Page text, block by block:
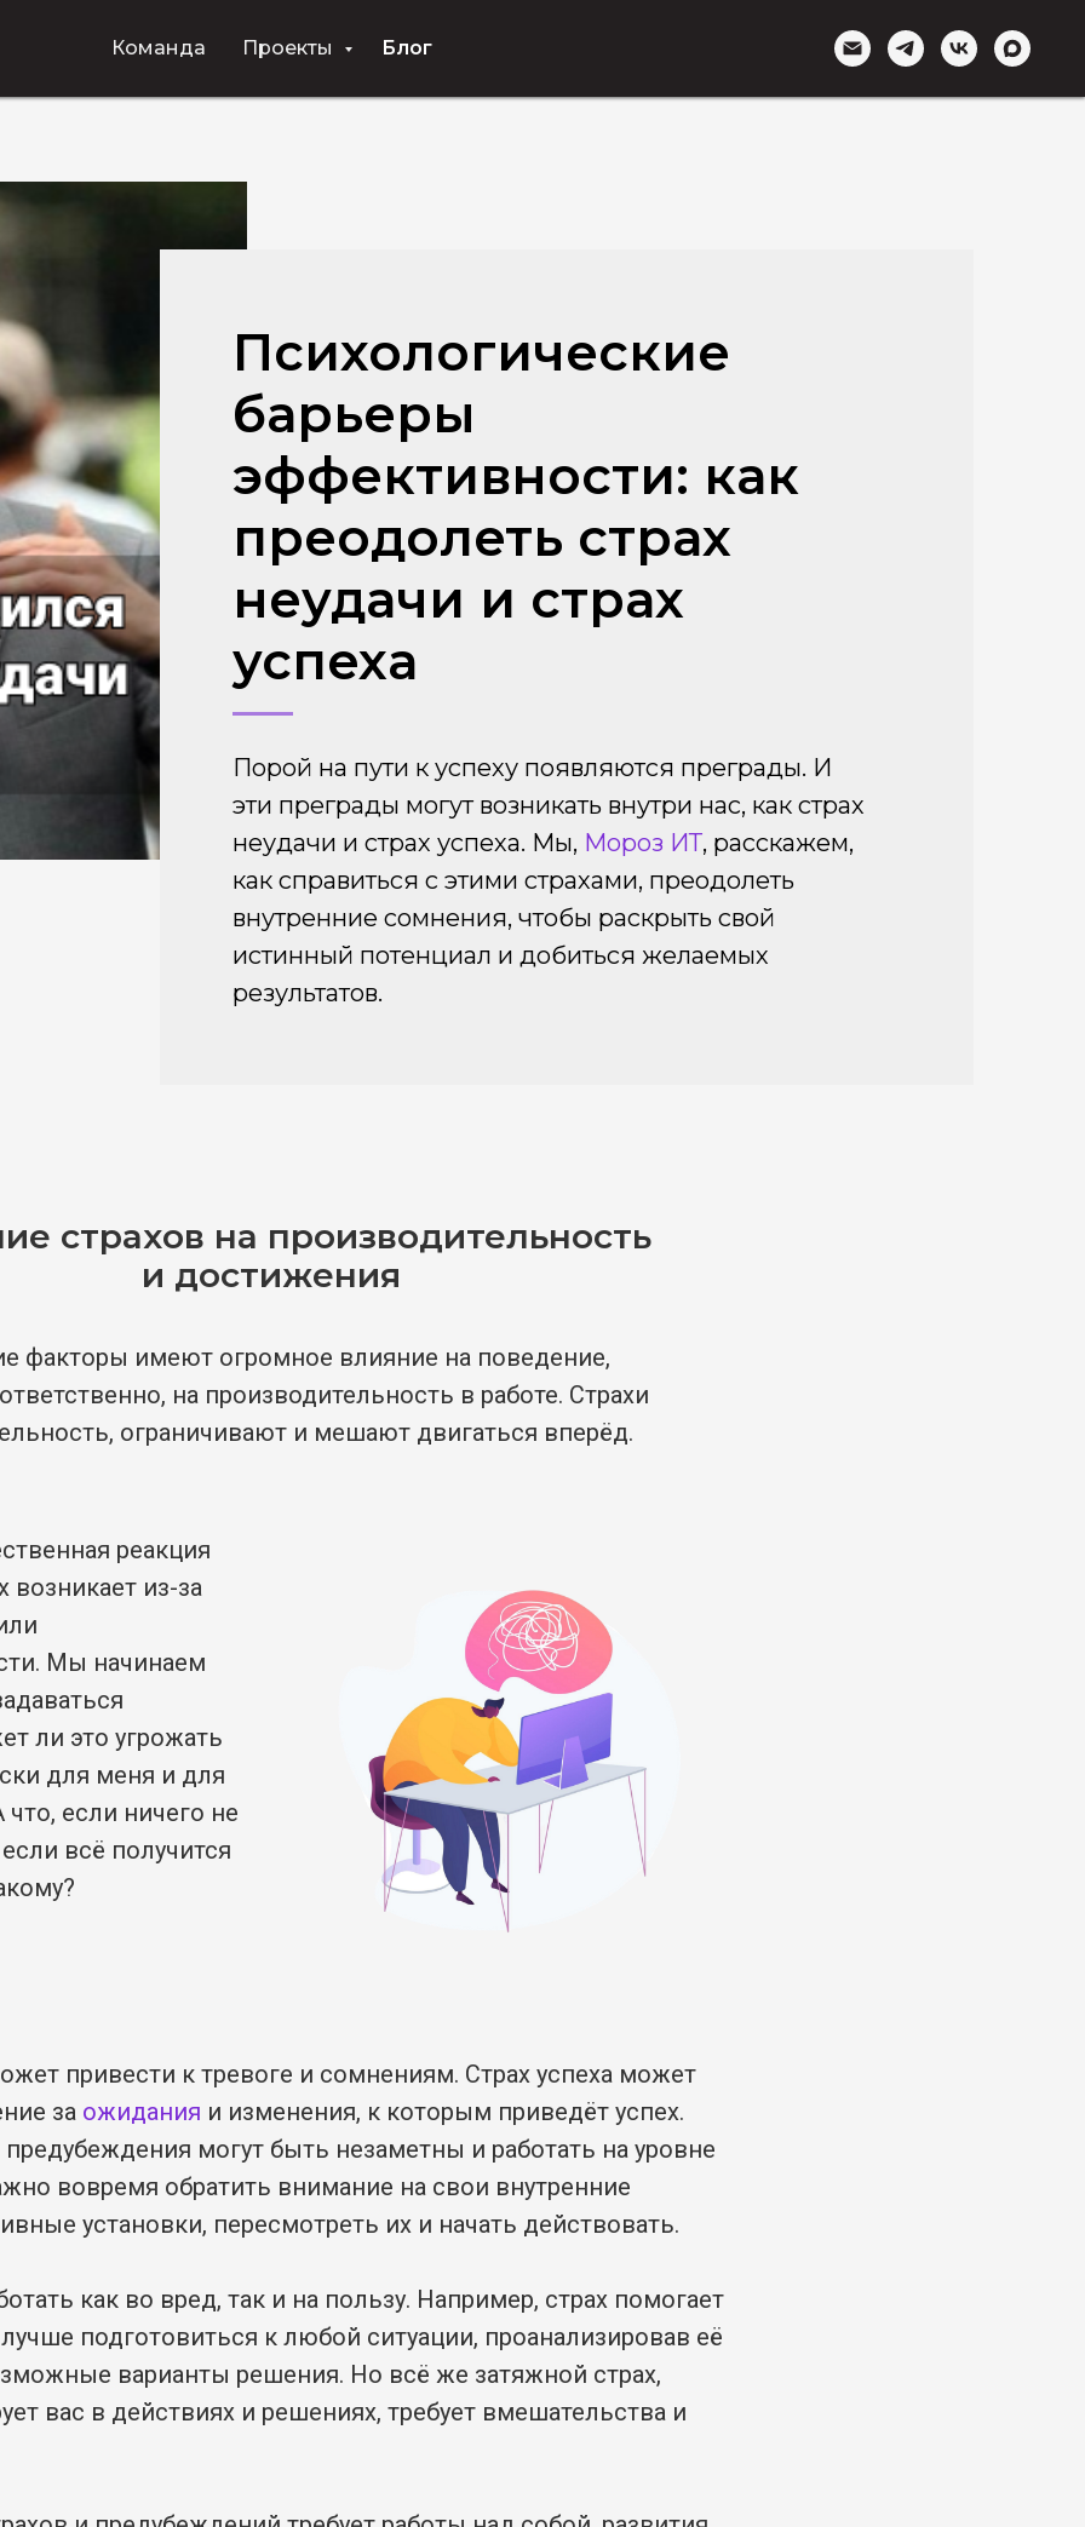
Команда Проекты Блог
Психологические
барьеры
эффективности: как
преодолеть страх
неудачи и страх
успеха
Порой на пути к успеху появляются преграды. И
эти преграды могут возникать внутри нас, как страх
неудачи и страх успеха. Мы, Мороз ИТ, расскажем,
как справиться с этими страхами, преодолеть
внутренние сомнения, чтобы раскрыть свой
истинный потенциал и добиться желаемых
результатов.
страхов на производительность
и достижения
факторы имеют огромное влияние на поведение,
на производительность в работе. Страхи
ограничивают и мешают двигаться вперёд.
реакция
возникает из-за
Мы начинаем
ли это угрожать
для меня и для
если ничего не
всё получится
привести к тревоге и сомнениям. Страх успеха может
за ожидания и изменения, к которым приведёт успех.
могут быть незаметны и работать на уровне
вовремя обратить внимание на свои внутренние
установки, пересмотреть их и начать действовать.
как во вред, так и на пользу. Например, страх помогает
подготовиться к любой ситуации, проанализировав её
варианты решения. Но всё же затяжной страх,
вас в действиях и решениях, требует вмешательства и